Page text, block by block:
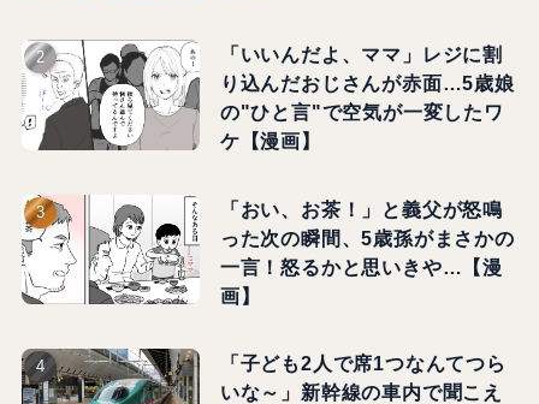
「いいんだよ、ママ」レジに割
り込んだおじさんが赤面…5歳娘
の"ひと言"で空気が一変したワ
ケ【漫画】
「おい、お茶！」と義父が怒鳴
った次の瞬間、5歳孫がまさかの
一言！怒るかと思いきや…【漫
画】
「子ども2人で席1つなんてつら
いな～」新幹線の車内で聞こえ